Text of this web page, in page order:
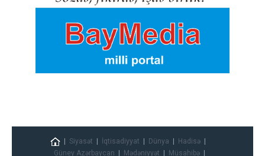
Siyasət İqtisadiyyat Dünya
Hadisə
Güney Azərbaycan
Mədəniyyət Müsahibə